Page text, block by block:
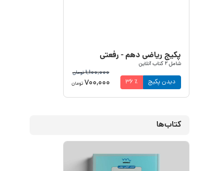
پکیج ریاضی دهم - رفعتی
شامل2کتاب آنلاین
36 ٪ دیدن پکیج
1,100,000تومان
700,000تومان
کتاب‌ها